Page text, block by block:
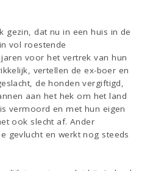
gezin, dat nu in een huis in de
vol roestende
voor het vertrek van hun
vertellen de ex-boer en
de honden vergiftigd,
aan het hek om het land
vermoord en met hun eigen
ook slecht af. Ander
gevlucht en werkt nog steeds